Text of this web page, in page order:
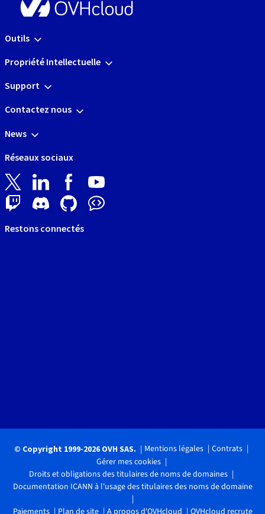
Outils
Propriété Intellectuelle
Support
Contactez nous
News
Réseaux sociaux
Restons connectés
© Copyright 1999-2026 OVH SAS. Mentions légales
Contrats
Gérer mes cookies
Droits et obligations des titulaires de noms de domaines
Documentation ICANN à l'usage des titulaires des noms de domaine
Paiements Plan de site A propos d'OVHcloud OVHcloud recrute